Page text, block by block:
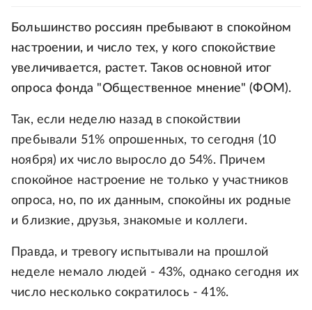
Большинство россиян пребывают в спокойном
настроении, и число тех, у кого спокойствие
увеличивается, растет. Таков основной итог
опроса фонда "Общественное мнение" (ФОМ).
Так, если неделю назад в спокойствии
пребывали 51% опрошенных, то сегодня (10
ноября) их число выросло до 54%. Причем
спокойное настроение не только у участников
опроса, но, по их данным, спокойны их родные
и близкие, друзья, знакомые и коллеги.
Правда, и тревогу испытывали на прошлой
неделе немало людей - 43%, однако сегодня их
число несколько сократилось - 41%.